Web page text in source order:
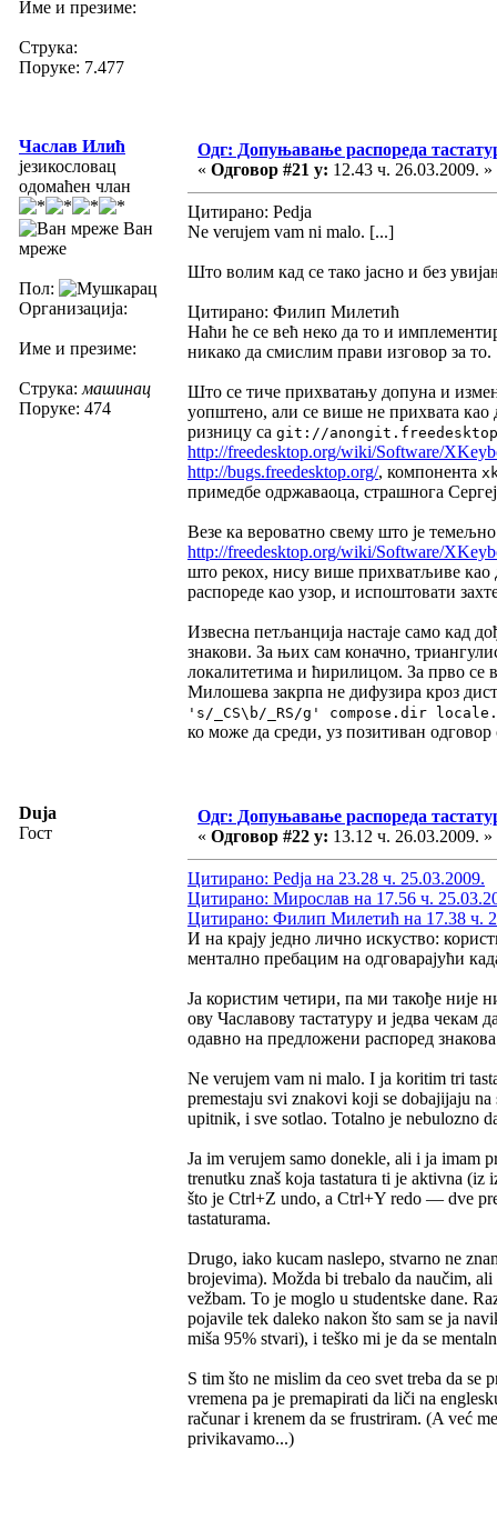
Име и презиме:
Струка:
Поруке: 7.477
Часлав Илић
језикословац
одомаћен члан
Ван
мреже
Пол:
Организација:
Име и презиме:
Струка: машинац
Поруке: 474
Одг: Допуњавање распореда
« Одговор #21 у: 12.43 ч. 26.03.2009. »
Цитирано: Pedja
Ne verujem vam ni malo. [...]
Што волим кад се тако јасно и без
Цитирано: Филип Милетић
Наћи ће се већ неко да то и
никако да смислим прави изговор за то.
Што се тиче прихватању допуна и
уопштено, али се више не прихвата као
ризницу са git://
http://freedesktop.org/wiki/Software/
http://bugs.freedesktop.org/, компонента
примедбе одржаваоца, страшнога
Везе ка вероватно свему што је
http://freedesktop.org/wiki/Software/
што рекох, нису више прихватљиве као
распореде као узор, и испоштовати
Извесна петљанција настаје само кад
знакови. За њих сам коначно,
локалитетима и ћирилицом. За прво се
Милошева закрпа не дифузира кроз
's/_CS\b/_RS/g' compose.dir
ко може да среди, уз позитиван
Duja
Гост
Одг: Допуњавање распореда
« Одговор #22 у: 13.12 ч. 26.03.2009. »
Цитирано: Pedja на 23.28 ч. 25.03.2009.
Цитирано: Мирослав на 17.56 ч.
Цитирано: Филип Милетић на 17.38 ч.
И на крају једно лично искуство:
ментално пребацим на одговарајући
Ја користим четири, па ми такође
ову Чаславову тастатуру и једва чекам
одавно на предложени распоред
Ne verujem vam ni malo. I ja koritim tri
premestaju svi znakovi koji se dobajijaju
upitnik, i sve sotlao. Totalno je nebulozno
Ja im verujem samo donekle, ali i ja imam
trenutku znaš koja tastatura ti je aktivna (iz
što je Ctrl+Z undo, a Ctrl+Y redo — dve
tastaturama.
Drugo, iako kucam naslepo, stvarno ne
brojevima). Možda bi trebalo da naučim, ali
vežbam. To je moglo u studentske dane.
pojavile tek daleko nakon što sam se ja
miša 95% stvari), i teško mi je da se
S tim što ne mislim da ceo svet treba da
vremena pa je premapirati da liči na
računar i krenem da se frustriram. (A već
privikavamo...)